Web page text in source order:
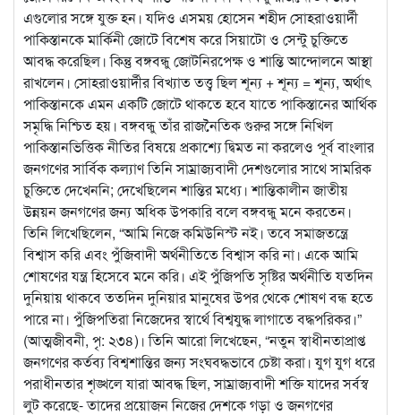
এগুলোর সঙ্গে যুক্ত হন। যদিও এসময় হোসেন শহীদ সোহরাওয়ার্দী
পাকিস্তানকে মার্কিনী জোটে বিশেষ করে সিয়াটো ও সেন্টু চুক্তিতে
আবদ্ধ করেছিল। কিন্তু বঙ্গবন্ধু জোটনিরপেক্ষ ও শান্তি আন্দোলনে আস্থা
রাখলেন। সোহরাওয়ার্দীর বিখ্যাত তত্ত্ব ছিল শূন্য + শূন্য = শূন্য, অর্থাৎ
পাকিস্তানকে এমন একটি জোটে থাকতে হবে যাতে পাকিস্তানের আর্থিক
সমৃদ্ধি নিশ্চিত হয়। বঙ্গবন্ধু তাঁর রাজনৈতিক গুরুর সঙ্গে নিখিল
পাকিস্তানভিত্তিক নীতির বিষয়ে প্রকাশ্যে দ্বিমত না করলেও পূর্ব বাংলার
জনগণের সার্বিক কল্যাণ তিনি সাম্রাজ্যবাদী দেশগুলোর সাথে সামরিক
চুক্তিতে দেখেননি; দেখেছিলেন শান্তির মধ্যে। শান্তিকালীন জাতীয়
উন্নয়ন জনগণের জন্য অধিক উপকারি বলে বঙ্গবন্ধু মনে করতেন।
তিনি লিখেছিলেন, “আমি নিজে কমিউনিস্ট নই। তবে সমাজতন্ত্রে
বিশ্বাস করি এবং পুঁজিবাদী অর্থনীতিতে বিশ্বাস করি না। একে আমি
শোষণের যন্ত্র হিসেবে মনে করি। এই পুঁজিপতি সৃষ্টির অর্থনীতি যতদিন
দুনিয়ায় থাকবে ততদিন দুনিয়ার মানুষের উপর থেকে শোষণ বন্ধ হতে
পারে না। পুঁজিপতিরা নিজেদের স্বার্থে বিশ্বযুদ্ধ লাগাতে বদ্ধপরিকর।”
(আত্মজীবনী, পৃ: ২৩৪)। তিনি আরো লিখেছেন, “নতুন স্বাধীনতাপ্রাপ্ত
জনগণের কর্তব্য বিশ্বশান্তির জন্য সংঘবদ্ধভাবে চেষ্টা করা। যুগ যুগ ধরে
পরাধীনতার শৃঙ্খলে যারা আবদ্ধ ছিল, সাম্রাজ্যবাদী শক্তি যাদের সর্বস্ব
লুট করেছে- তাদের প্রয়োজন নিজের দেশকে গড়া ও জনগণের